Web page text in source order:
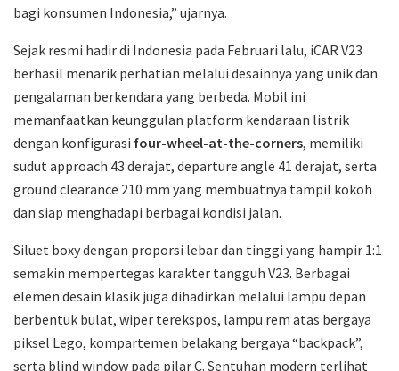
bagi konsumen Indonesia,” ujarnya.
Sejak resmi hadir di Indonesia pada Februari lalu, iCAR V23
berhasil menarik perhatian melalui desainnya yang unik dan
pengalaman berkendara yang berbeda. Mobil ini
memanfaatkan keunggulan platform kendaraan listrik
dengan konfigurasi four-wheel-at-the-corners, memiliki
sudut approach 43 derajat, departure angle 41 derajat, serta
ground clearance 210 mm yang membuatnya tampil kokoh
dan siap menghadapi berbagai kondisi jalan.
Siluet boxy dengan proporsi lebar dan tinggi yang hampir 1:1
semakin mempertegas karakter tangguh V23. Berbagai
elemen desain klasik juga dihadirkan melalui lampu depan
berbentuk bulat, wiper terekspos, lampu rem atas bergaya
piksel Lego, kompartemen belakang bergaya “backpack”,
serta blind window pada pilar C. Sentuhan modern terlihat